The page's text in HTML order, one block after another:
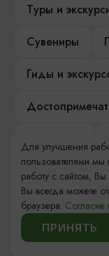
Туры и
Сувениры
Гиды и
Компас
Настоящий
Для улучшения
пользователями
работу с сайтом,
Вы всегда можете
браузера. Согласие
ПРИНЯТЬ